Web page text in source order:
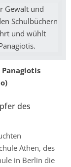
Gewalt und
Schulbüchern
und wühlt
des
Athen, des
in Berlin die